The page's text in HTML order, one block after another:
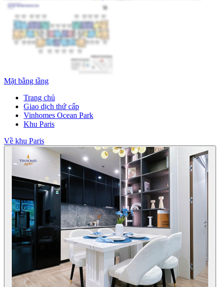
Mặt bằng tầng
Trang chủ
Giao dịch thứ cấp
Vinhomes Ocean Park
Khu Paris
Về khu Paris